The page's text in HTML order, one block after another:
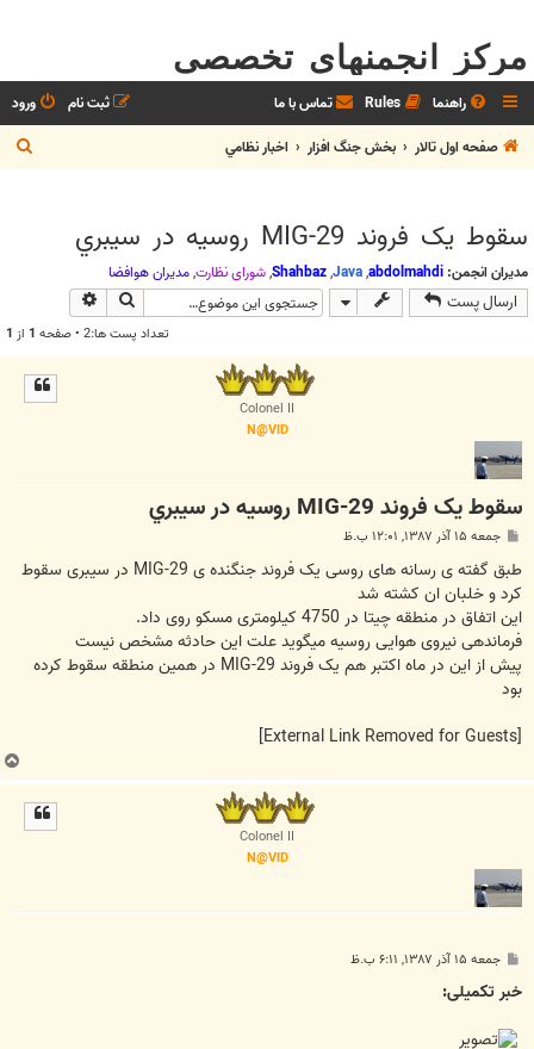
مرکز انجمنهای تخصصی
راهنما Rules تماس با ما ورود
ثبت نام
صفحه اول تالار
بخش جنگ افزار اخبار نظامي
س
سقوط يک فروند MIG-29 روسيه در سيبري
مدیران انجمن: abdolmahdi
,
Java
,
Shahbaz
,شوراي نظارت,مديران هوافضا
ارسال پست جستجو
تعداد پست ها:2 • صفحه 1 از 1
Colonel II
N@VID
سقوط يک فروند MIG-29 روسيه در سيبري
ت
جمعه ۱۵ آذر ۱۳۸۷, ۱۲:۰۱ ب.ظ
طبق گفته ی رسانه های روسی یک فروند جنگنده ی MIG-29 در سیبری سقوط
کرد و خلبان ان کشته شد
این اتفاق در منطقه چیتا در 4750 کیلومتری مسکو روی داد.
فرماندهی نیروی هوایی روسیه میگوید علت این حادثه مشخص نیست
پیش از این در ماه اکتبر هم یک فروند MIG-29 در همین منطقه سقوط کرده
بود
[External Link Removed for Guests]
Colonel II
N@VID
ت
جمعه ۱۵ آذر ۱۳۸۷, ۶:۱۱ ب.ظ
خبر تکمیلی: